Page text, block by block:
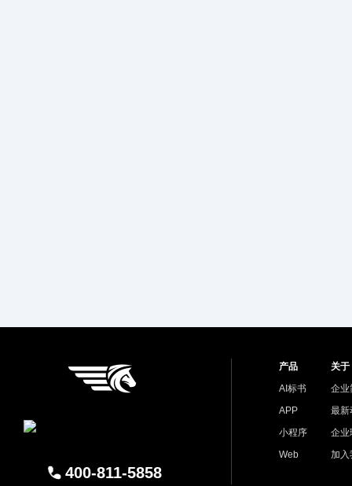
400-811-5858
产品
AI标书
APP
小程序
Web
关于
企业
最新
企业
加入